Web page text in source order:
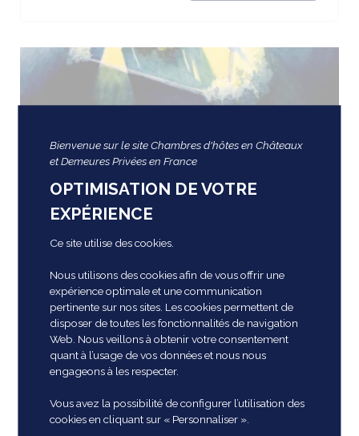
août à 20h
05 août 2025
Chers amis des Douves (Onzain – Loir & Cher),
Nous vous rappelons notre deuxième
soirée estivale ce samedi entièrement
consacrée au jazz : Nuit Jazz des Douves
Bienvenue sur le site Chambres d'hôtes en Châteaux
et Demeures Privées en France
OPTIMISATION DE VOTRE
EXPÉRIENCE
Ce site utilise des cookies.
Nous utilisons des cookies afin de vous offrir une
expérience optimale et une communication
pertinente sur nos sites. Les cookies permettent de
disposer de toutes les fonctionnalités de navigation
Web. Nous veillons à obtenir votre consentement
quant à l’usage de vos données et nous nous
engageons à les respecter.
Vous avez la possibilité de configurer l’utilisation des
cookies en cliquant sur « Personnaliser ».